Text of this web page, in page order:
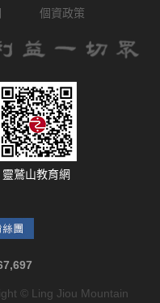
個資政策
靈鷲山教育網
© Ling Jiou Mountain